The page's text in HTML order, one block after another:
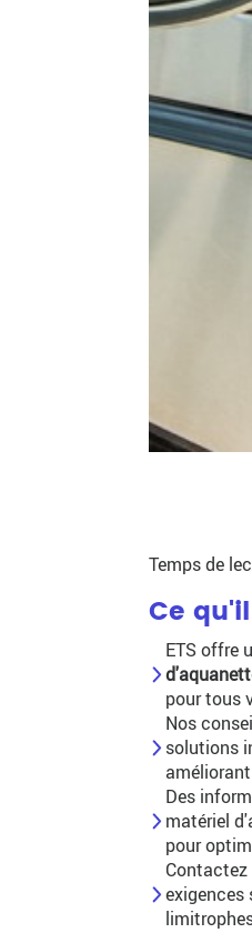
Temps de
Ce
ETS offre
pour tous
Nos
solutions
Des
matériel
pour
Contactez
exigences